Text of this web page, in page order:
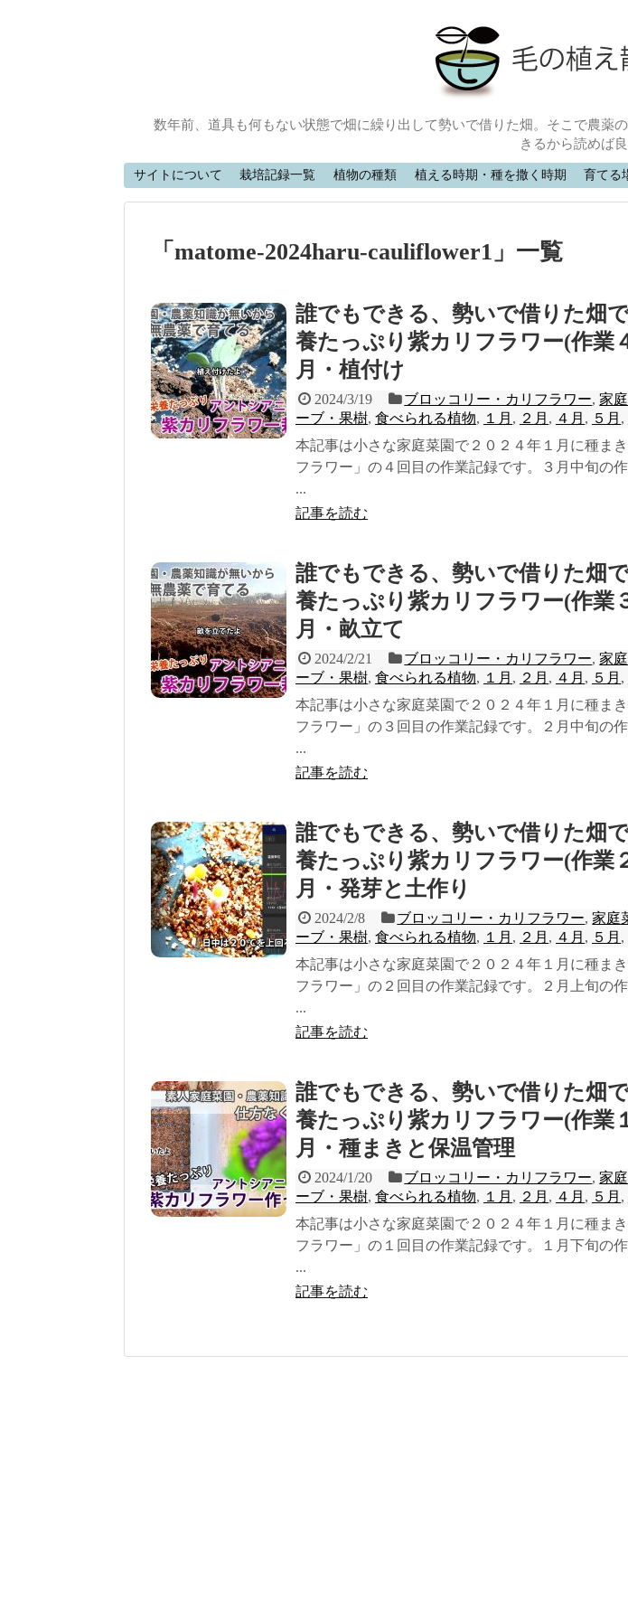
数年前、道具も何もない状態で畑に繰り出して勢いで借りた畑。そこで農薬
きるから読めば良
サイトについて 栽培記録一覧 植物の種類 植える時期・種を撒く時期 育てる
「 matome-2024haru-cauliflower1 」 一覧
誰でもできる、勢いで借りた畑
養たっぷり紫カリフラワー(作業
月・植付け
2024/3/19 ブロッコリー・カリフラワー,家
ーブ・果樹, 食べられる植物, １月 , ２月 , ４月 , ５月 ,
本記事は小さな家庭菜園で２０２４年１月に種ま
フラワー」の４回目の作業記録です。３月中旬の
...
記事を読む
誰でもできる、勢いで借りた畑
養たっぷり紫カリフラワー(作業
月・畝立て
2024/2/21 ブロッコリー・カリフラワー,家
ーブ・果樹, 食べられる植物, １月 , ２月 , ４月 , ５月 ,
本記事は小さな家庭菜園で２０２４年１月に種ま
フラワー」の３回目の作業記録です。２月中旬の
...
記事を読む
誰でもできる、勢いで借りた畑
養たっぷり紫カリフラワー(作業
月・発芽と土作り
2024/2/8 ブロッコリー・カリフラワー,家庭
ーブ・果樹, 食べられる植物, １月 , ２月 , ４月 , ５月 ,
本記事は小さな家庭菜園で２０２４年１月に種ま
フラワー」の２回目の作業記録です。２月上旬の
...
記事を読む
誰でもできる、勢いで借りた畑
養たっぷり紫カリフラワー(作業
月・種まきと保温管理
2024/1/20 ブロッコリー・カリフラワー,家
ーブ・果樹, 食べられる植物, １月 , ２月 , ４月 , ５月 ,
本記事は小さな家庭菜園で２０２４年１月に種ま
フラワー」の１回目の作業記録です。１月下旬の
...
記事を読む